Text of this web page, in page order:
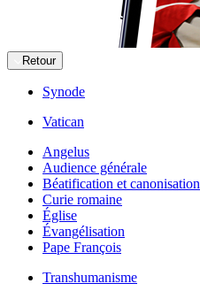
Retour
Synode
Vatican
Angelus
Audience générale
Béatification et canonisation
Curie romaine
Église
Évangélisation
Pape François
Transhumanisme